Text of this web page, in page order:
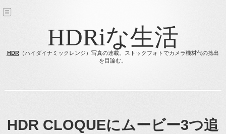
HDRiな生活
HDR（ハイダイナミックレンジ）写真の連載。ストックフォトでカメラ機材代の捻出
を目論む。
HDR CLOQUEにムービー3つ追